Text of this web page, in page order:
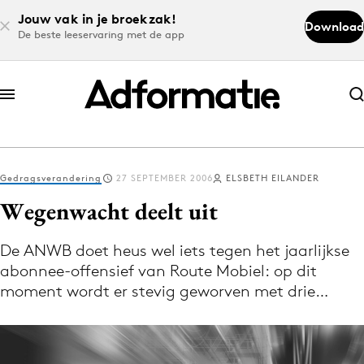
Jouw vak in je broekzak!
De beste leeservaring met de app
Download
Abonneer nu
Abonneer nu
Log in
Download de app
Volg het laatste nieuws via de Adformatie
Nieuws app
Gedragsverandering 27 SEPTEMBER 2006 ELSBETH EILANDER
Wegenwacht deelt uit
De ANWB doet heus wel iets tegen het jaarlijkse
abonnee-offensief van Route Mobiel: op dit
moment wordt er stevig geworven met drie…